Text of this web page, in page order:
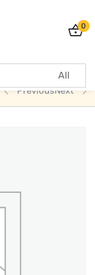
0
PreviousNext